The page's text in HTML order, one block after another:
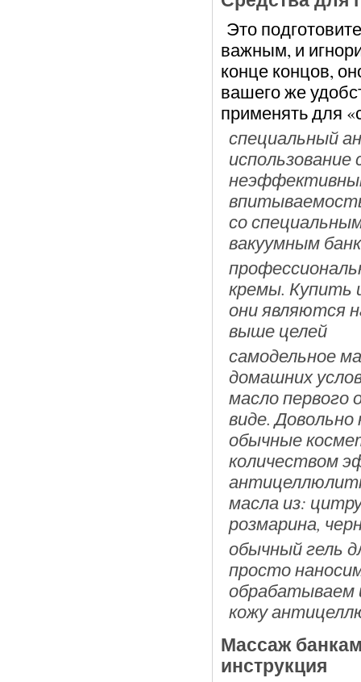
Это
важным, и
конце концов,
вашего же
применять для
специальный
использование
со
вакуумным
кремы. Купить
они являются
выше целей
самодельное
домашних
масло первого
виде.
обычные
количеством
масла из:
розмарина,
обычный гель
просто
обрабатываем
кожу
Массаж
инструкция